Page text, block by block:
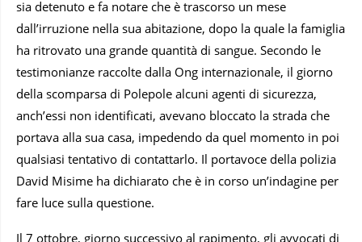
sia detenuto e fa notare che è trascorso un mese
dall’irruzione nella sua abitazione, dopo la quale la famiglia
ha ritrovato una grande quantità di sangue. Secondo le
testimonianze raccolte dalla Ong internazionale, il giorno
della scomparsa di Polepole alcuni agenti di sicurezza,
anch’essi non identificati, avevano bloccato la strada che
portava alla sua casa, impedendo da quel momento in poi
qualsiasi tentativo di contattarlo. Il portavoce della polizia
David Misime ha dichiarato che è in corso un’indagine per
fare luce sulla questione.
Il 7 ottobre, giorno successivo al rapimento, gli avvocati di